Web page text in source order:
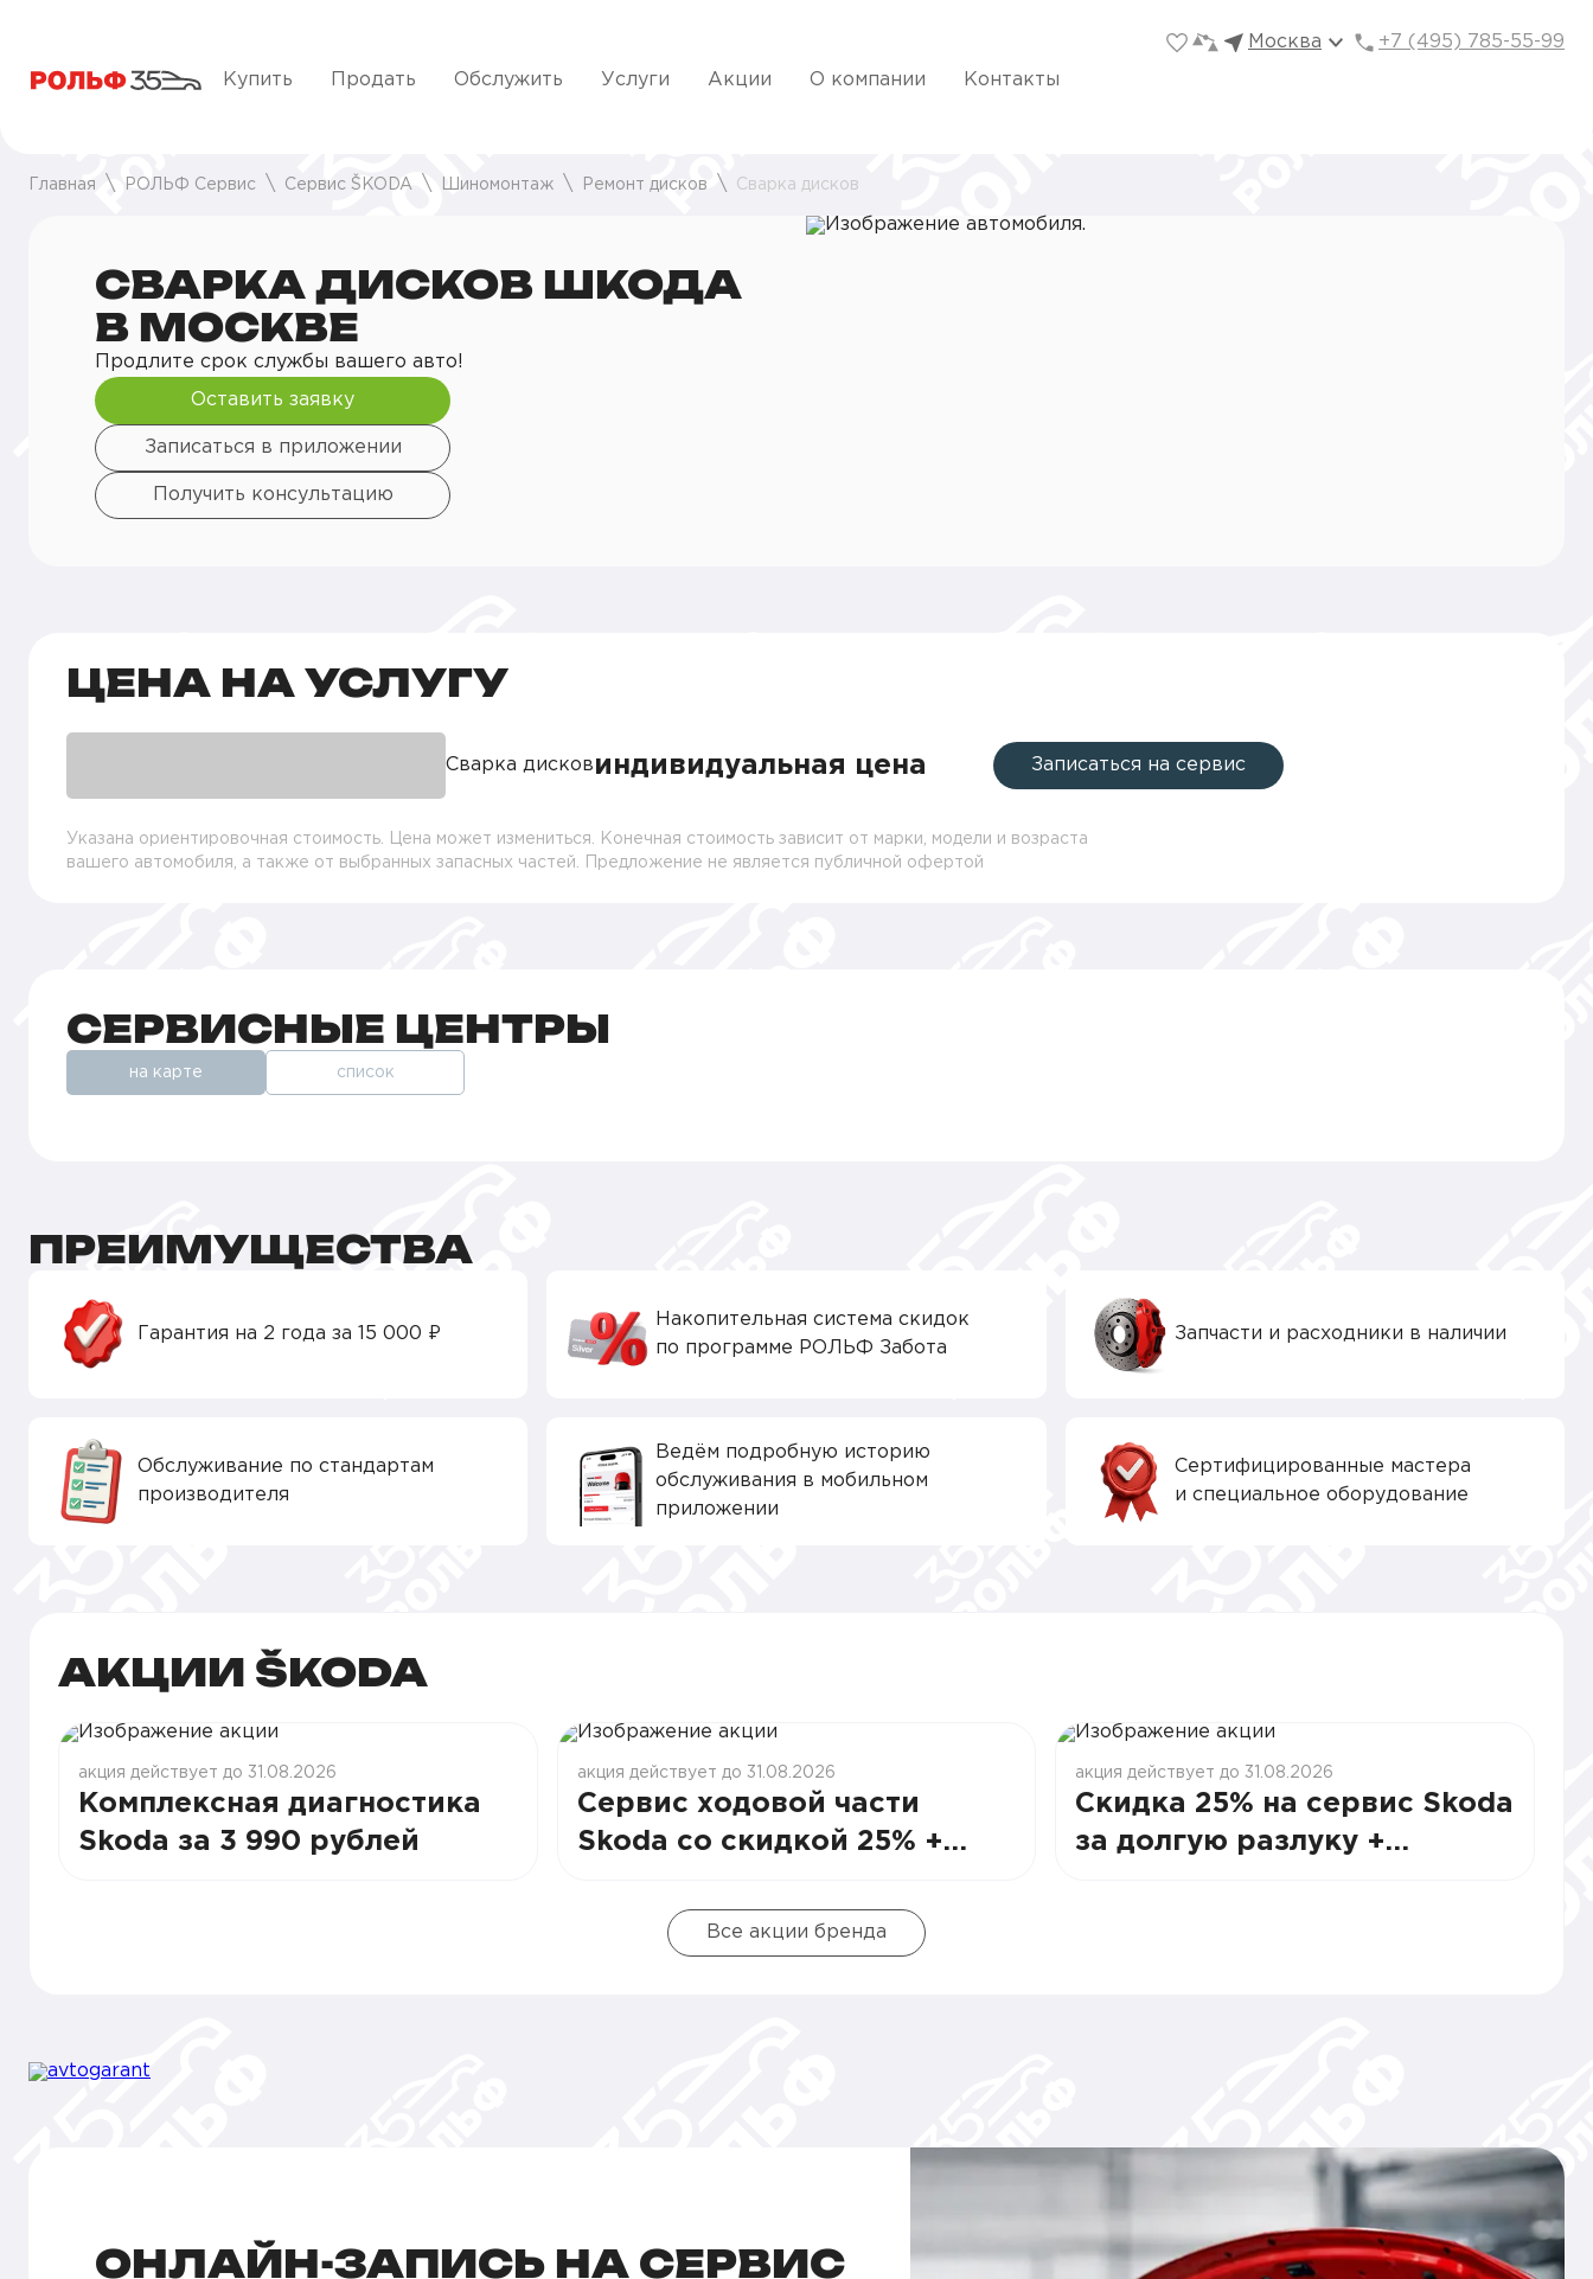
Москва +7 (495) 785-55-99
Купить Продать Обслужить Услуги Акции О компании Контакты
Главная РОЛЬФ Сервис Сервис ŠKODA Шиномонтаж Ремонт дисков Сварка дисков
СВАРКА ДИСКОВ ШКОДА
В МОСКВЕ
Продлите срок службы вашего авто!
Оставить заявку
Записаться в приложении
Получить консультацию
ЦЕНА НА УСЛУГУ
Сварка дисков индивидуальная цена Записаться на сервис
Указана ориентировочная стоимость. Цена может измениться. Конечная стоимость зависит от марки, модели и возраста
вашего автомобиля, а также от выбранных запасных частей. Предложение не является публичной офертой
СЕРВИСНЫЕ ЦЕНТРЫ
на карте список
ПРЕИМУЩЕСТВА
Гарантия на 2 года за 15 000 ₽
Накопительная система скидок
по программе РОЛЬФ Забота
Запчасти и расходники в наличии
Обслуживание по стандартам
производителя
Ведём подробную историю
обслуживания в мобильном
приложении
Сертифицированные мастера
и специальное оборудование
АКЦИИ ŠKODA
акция действует до 31.08.2026
Комплексная диагностика
Skoda за 3 990 рублей
акция действует до 31.08.2026
Сервис ходовой части
Skoda со скидкой 25% +
акция действует до 31.08.2026
Скидка 25% на сервис Skoda
за долгую разлуку +
Все акции бренда
ОНЛАЙН-ЗАПИСЬ НА СЕРВИС